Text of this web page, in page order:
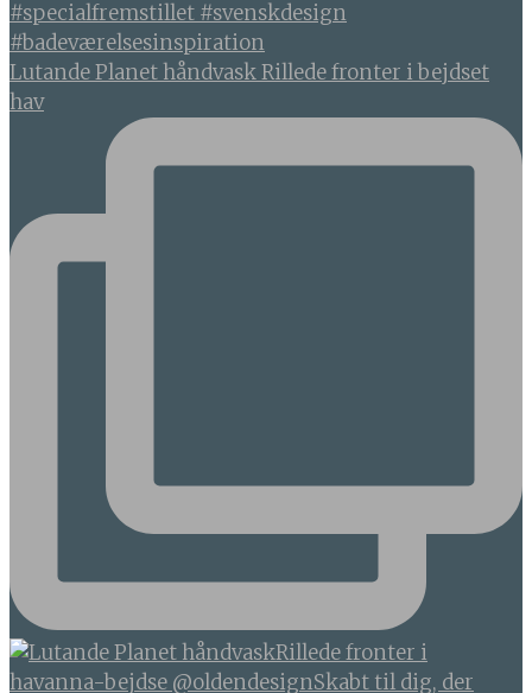
Lutande Planet håndvask Rillede fronter i bejdset
hav